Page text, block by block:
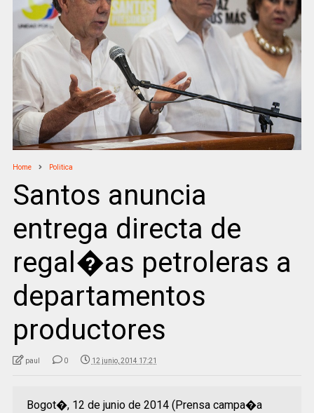
Home Politica
Santos anuncia
entrega directa de
regal�as petroleras a
departamentos
productores
paul 0 12 junio, 2014 17:21
Bogot�, 12 de junio de 2014 (Prensa campa�a